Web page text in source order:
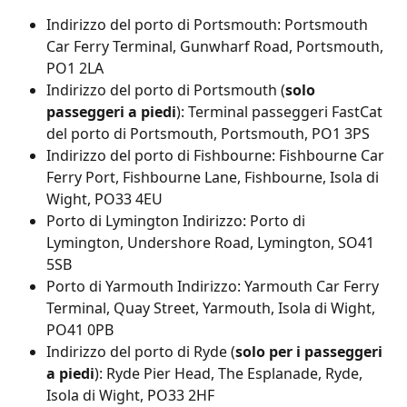
Indirizzo del porto di Portsmouth: Portsmouth
Car Ferry Terminal, Gunwharf Road, Portsmouth,
PO1 2LA
Indirizzo del porto di Portsmouth (solo
passeggeri a piedi): Terminal passeggeri FastCat
del porto di Portsmouth, Portsmouth, PO1 3PS
Indirizzo del porto di Fishbourne: Fishbourne Car
Ferry Port, Fishbourne Lane, Fishbourne, Isola di
Wight, PO33 4EU
Porto di Lymington Indirizzo: Porto di
Lymington, Undershore Road, Lymington, SO41
5SB
Porto di Yarmouth Indirizzo: Yarmouth Car Ferry
Terminal, Quay Street, Yarmouth, Isola di Wight,
PO41 0PB
Indirizzo del porto di Ryde (solo per i passeggeri
a piedi): Ryde Pier Head, The Esplanade, Ryde,
Isola di Wight, PO33 2HF